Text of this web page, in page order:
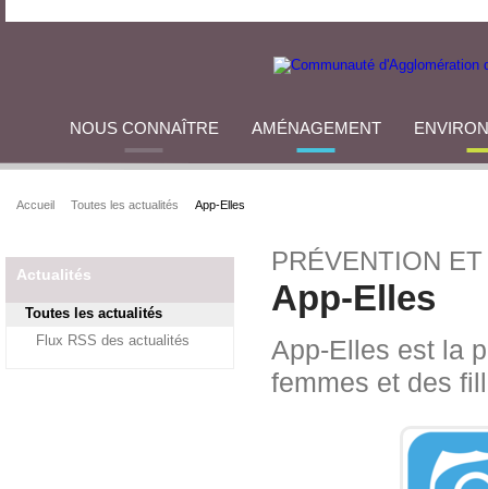
NOUS CONNAÎTRE AMÉNAGEMENT
Accueil Toutes les actualités App-Elles
Actualités
Toutes les actualités
Flux RSS des actualités
PRÉVENTION
App-Elles
App-Elles est la
femmes et des